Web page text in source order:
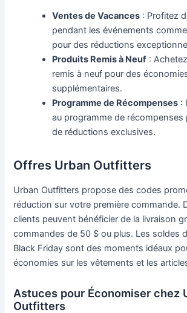
Ventes de Vacances : Profitez
pendant les événements
pour des réductions
Produits Remis à Neuf :
remis à neuf pour des
supplémentaires.
Programme de Récompenses :
au programme de récompenses
de réductions exclusives.
Offres Urban Outfitters
Urban Outfitters propose des codes
réduction sur votre première commande.
clients peuvent bénéficier de la livraison
commandes de 50 $ ou plus. Les soldes
Black Friday sont des moments idéaux
économies sur les vêtements et les
Astuces pour Économiser chez
Outfitters